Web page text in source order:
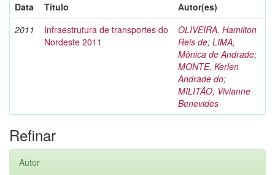
Data
Título
Autor(es)
2011
Infraestrutura de transportes do
Nordeste 2011
OLIVEIRA, Hamilton
Reis de; LIMA,
Mônica de Andrade;
MONTE, Kerlen
Andrade do;
MILITÃO, Vivianne
Benevides
Refinar
Autor